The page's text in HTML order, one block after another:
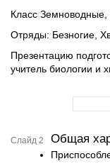
Класс
Отряды: Безногие,
Презентацию
учитель биологии
Слайд 2 Общая